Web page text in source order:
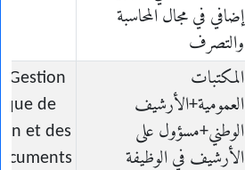
إضافي في مجال المحاسبة
والتصرف
المكتبات
العمومية+الأرشيف
الوطني+مسؤول على
الأرشيف في الوظيفة
Gestion
de
et des